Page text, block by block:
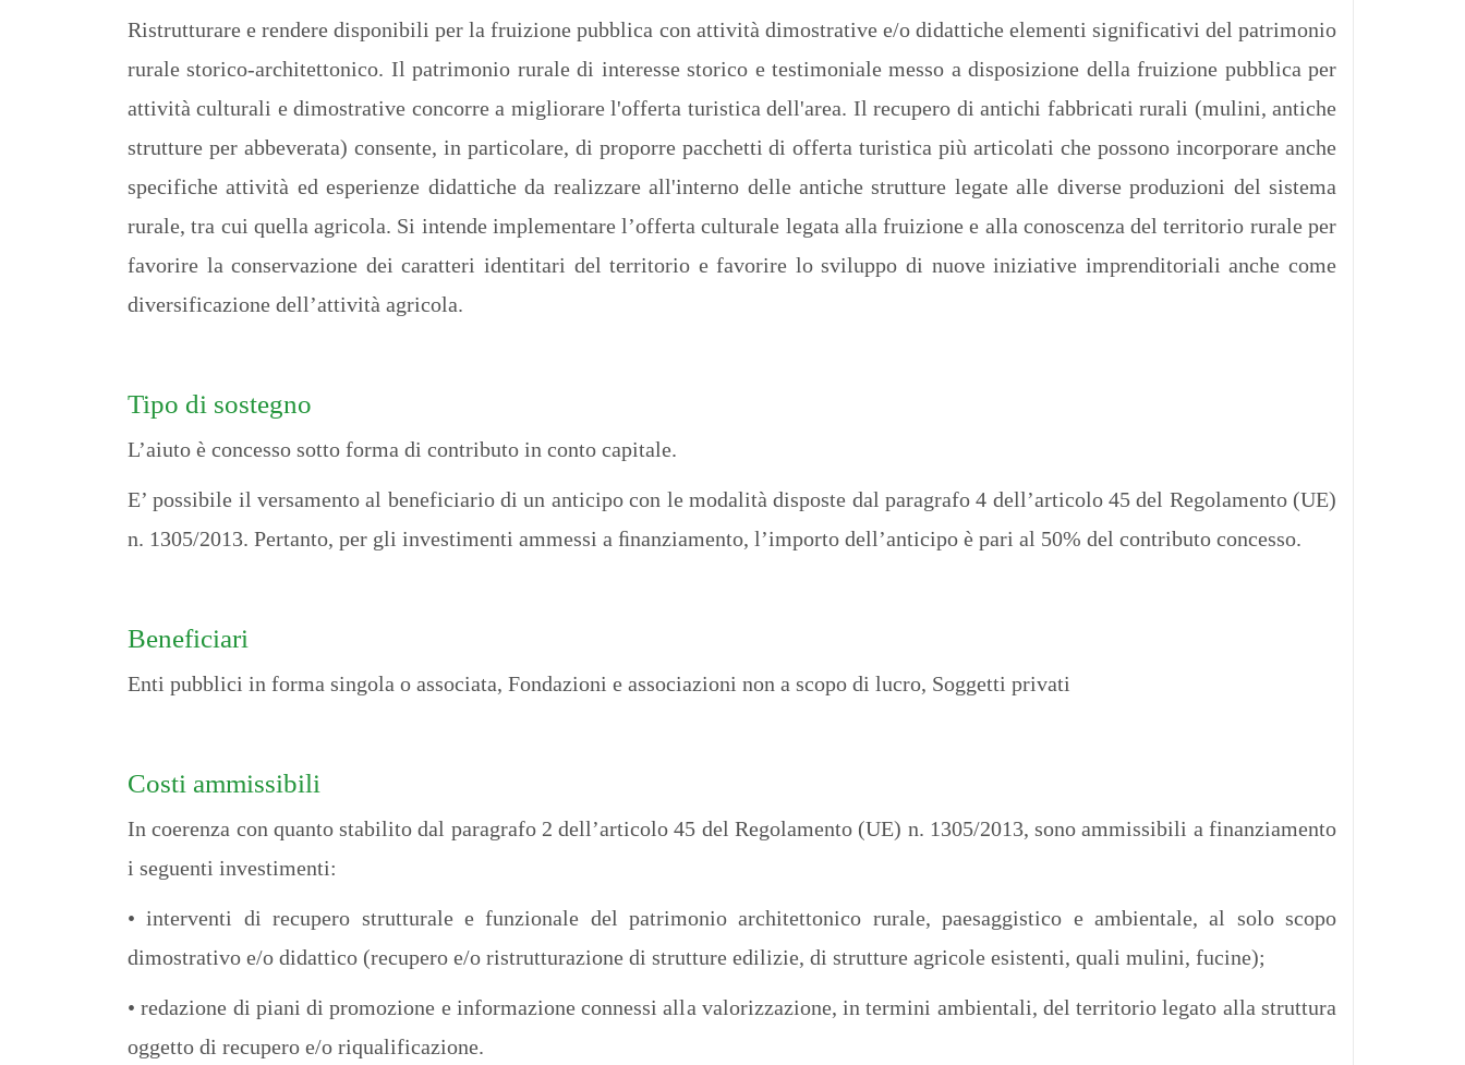
Ristrutturare e rendere disponibili per la fruizione pubblica con attività dimostrative e/o didattiche elementi significativi del patrimonio
rurale storico-architettonico. Il patrimonio rurale di interesse storico e testimoniale messo a disposizione della fruizione pubblica per
attività culturali e dimostrative concorre a migliorare l'offerta turistica dell'area. Il recupero di antichi fabbricati rurali (mulini, antiche
strutture per abbeverata) consente, in particolare, di proporre pacchetti di offerta turistica più articolati che possono incorporare anche
specifiche attività ed esperienze didattiche da realizzare all'interno delle antiche strutture legate alle diverse produzioni del sistema
rurale, tra cui quella agricola. Si intende implementare l’offerta culturale legata alla fruizione e alla conoscenza del territorio rurale per
favorire la conservazione dei caratteri identitari del territorio e favorire lo sviluppo di nuove iniziative imprenditoriali anche come
diversificazione dell’attività agricola.
Tipo di sostegno
L’aiuto è concesso sotto forma di contributo in conto capitale.
E’ possibile il versamento al beneficiario di un anticipo con le modalità disposte dal paragrafo 4 dell’articolo 45 del Regolamento (UE)
n. 1305/2013. Pertanto, per gli investimenti ammessi a ﬁnanziamento, l’importo dell’anticipo è pari al 50% del contributo concesso.
Beneficiari
Enti pubblici in forma singola o associata, Fondazioni e associazioni non a scopo di lucro, Soggetti privati
Costi ammissibili
In coerenza con quanto stabilito dal paragrafo 2 dell’articolo 45 del Regolamento (UE) n. 1305/2013, sono ammissibili a finanziamento
i seguenti investimenti:
• interventi di recupero strutturale e funzionale del patrimonio architettonico rurale, paesaggistico e ambientale, al solo scopo
dimostrativo e/o didattico (recupero e/o ristrutturazione di strutture edilizie, di strutture agricole esistenti, quali mulini, fucine);
• redazione di piani di promozione e informazione connessi alla valorizzazione, in termini ambientali, del territorio legato alla struttura
oggetto di recupero e/o riqualificazione.